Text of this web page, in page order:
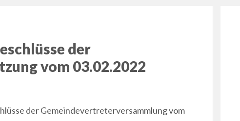
der
vom 03.02.2022
der Gemeindevertreterversammlung vom